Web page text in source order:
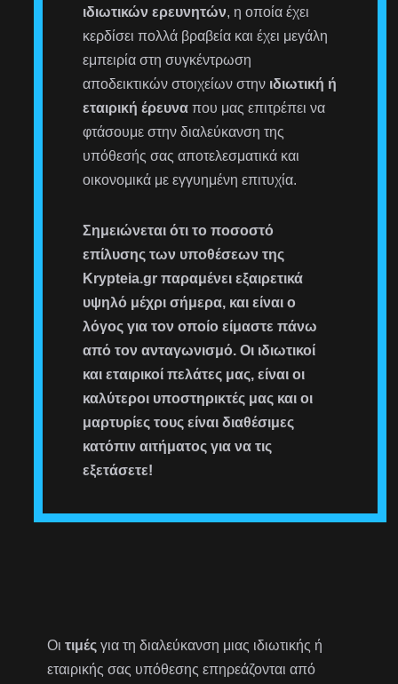
ιδιωτικών ερευνητών, η οποία έχει
κερδίσει πολλά βραβεία και έχει μεγάλη
εμπειρία στη συγκέντρωση
αποδεικτικών στοιχείων στην ιδιωτική ή
εταιρική έρευνα που μας επιτρέπει να
φτάσουμε στην διαλεύκανση της
υπόθεσής σας αποτελεσματικά και
οικονομικά με εγγυημένη επιτυχία.
Σημειώνεται ότι το ποσοστό
επίλυσης των υποθέσεων της
Krypteia.gr παραμένει εξαιρετικά
υψηλό μέχρι σήμερα, και είναι ο
λόγος για τον οποίο είμαστε πάνω
από τον ανταγωνισμό. Οι ιδιωτικοί
και εταιρικοί πελάτες μας, είναι οι
καλύτεροι υποστηρικτές μας και οι
μαρτυρίες τους είναι διαθέσιμες
κατόπιν αιτήματος για να τις
εξετάσετε!
Οιτιμές για τη διαλεύκανση μιας ιδιωτικής ή
εταιρικής σας υπόθεσης επηρεάζονται από